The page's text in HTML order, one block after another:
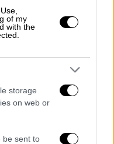
of my
with the
storage
on web or
be sent to
συγκεκριμένο
έργο τους